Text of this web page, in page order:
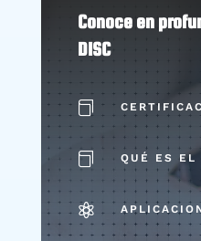
Conoce en
DISC

 QUÉ ES EL
